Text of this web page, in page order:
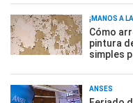
¡MANOS A
Cómo
pintura
simples
ANSES